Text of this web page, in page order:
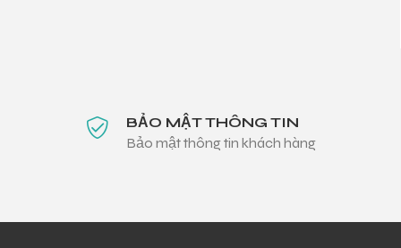
BẢO MẬT THÔNG TIN
Bảo mật thông tin khách hàng